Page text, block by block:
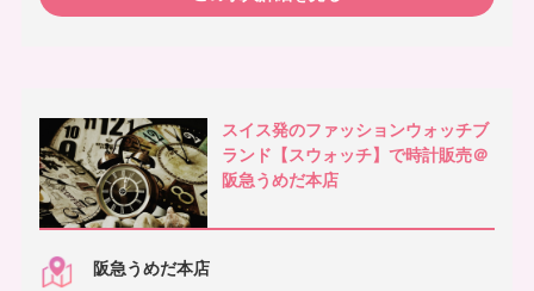
スイス発のファッションウォッチブ
ランド【スウォッチ】で時計販売＠
阪急うめだ本店
阪急うめだ本店